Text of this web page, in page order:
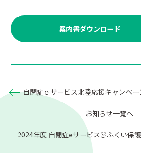
案内書ダウンロード
自閉症ｅサービス北陸応援キャンペー
｜お知らせ一覧へ｜
2024年度 自閉症eサービス＠ふくい保